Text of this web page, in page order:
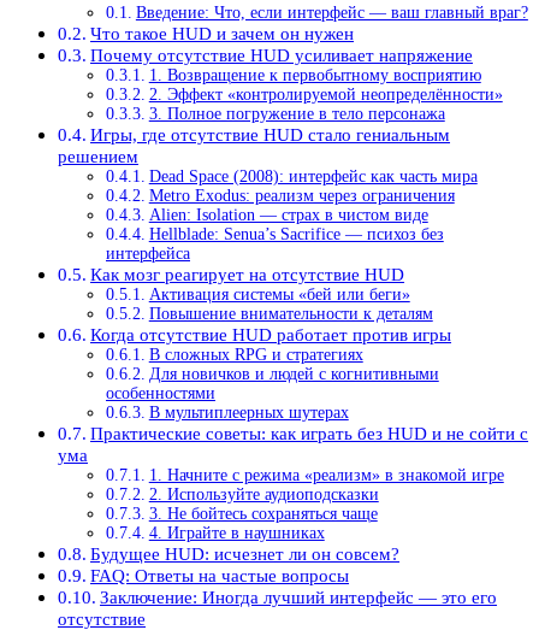
Введение: Что, если интерфейс — ваш главный враг?
Что такое HUD и зачем он нужен
Почему отсутствие HUD усиливает напряжение
1. Возвращение к первобытному восприятию
2. Эффект «контролируемой неопределённости»
3. Полное погружение в тело персонажа
Игры, где отсутствие HUD стало гениальным
решением
Dead Space (2008): интерфейс как часть мира
Metro Exodus: реализм через ограничения
Alien: Isolation — страх в чистом виде
Hellblade: Senua’s Sacrifice — психоз без
интерфейса
Как мозг реагирует на отсутствие HUD
Активация системы «бей или беги»
Повышение внимательности к деталям
Когда отсутствие HUD работает против игры
В сложных RPG и стратегиях
Для новичков и людей с когнитивными
особенностями
В мультиплеерных шутерах
Практические советы: как играть без HUD и не сойти с
ума
1. Начните с режима «реализм» в знакомой игре
2. Используйте аудиоподсказки
3. Не бойтесь сохраняться чаще
4. Играйте в наушниках
Будущее HUD: исчезнет ли он совсем?
FAQ: Ответы на частые вопросы
Заключение: Иногда лучший интерфейс — это его
отсутствие